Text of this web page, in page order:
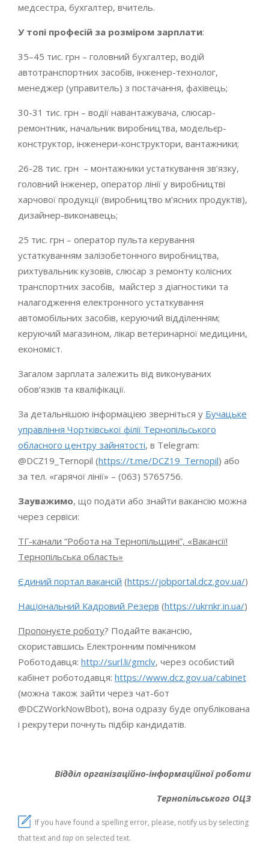
медсестра, бухгалтер, вчитель.
У топі професій за розміром зарплати:
35–45 тис. грн – головний бухгалтер, водій
автотранспортних засобів, інженер-технолог,
менеджер (управитель) з постачання, фахівець;
30-31 тис. грн – водії навантажувача, слюсар-
ремонтник, начальник виробництва, модельєр-
конструктор, інженери-конструктори, вантажники;
26-28 тис. грн – монтажники устаткування зв’язку,
головний інженер, оператор лінії у виробництві
харчової продукції (виробництво м’ясних продуктів),
дизайнер-виконавець;
25 тис. грн – оператор пульта керування
устаткуванням залізобетонного виробництва,
рихтувальник кузовів, слюсар з ремонту колісних
транспортних засобів, майстер з діагностики та
налагодження електронного устаткування
автомобільних засобів, керуючий відділенням;
керуючий магазином, лікар ветеринарної медицини,
економіст.
Загалом зарплата залежить від виконуваних
обов’язків та кваліфікації.
За детальнішою інформацією зверніться у Бучацьке
управління Чортківської філії Тернопільського
обласного центру зайнятості, в Telegram:
@DCZ19_Ternopil (https://t.me/DCZ19_Ternopil) або
за тел. «гарячої лінії» – (063) 5765756.
Зауважимо, що подати або знайти вакансію можна
через сервіси:
ТГ-канали “Робота на Тернопільщині”, «Вакансії!
Тернопільська область»
Єдиний портал вакансій (https://jobportal.dcz.gov.ua/)
Національний Кадровий Резерв (https://ukrnkr.in.ua/)
Пропонуєте роботу? Подайте вакансію,
скориставшись Електронним помічником
Роботодавця: http://surl.li/gmclv, через особистий
кабінет роботодавця: https://www.dcz.gov.ua/cabinet
(можна також зайти через чат-бот
@DCZWorkNowBbot), вона одразу буде опублікована
і рекрутери почнуть підбір кандидатів.
Відділ організаційно-інформаційної роботи
Тернопільського ОЦЗ
If you have found a spelling error, please, notify us by selecting
that text and tap on selected text.